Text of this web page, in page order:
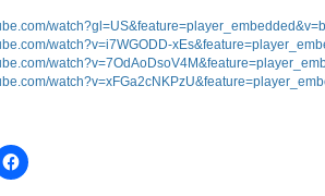
watch?v=i7WGODD-